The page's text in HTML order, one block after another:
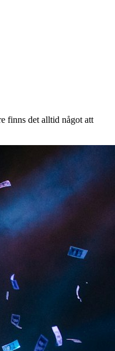
finns det alltid något att